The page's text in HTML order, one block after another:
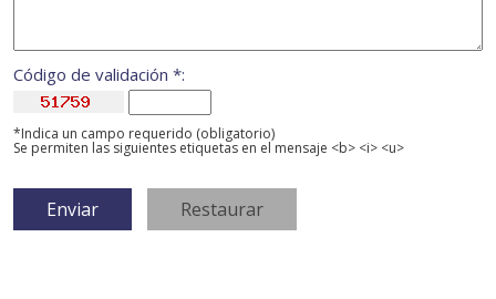
Código de validación *:
*Indica un campo requerido (obligatorio)
Se permiten las siguientes etiquetas en el mensaje <b> <i> <u>